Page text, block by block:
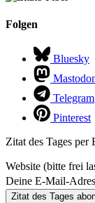
Folgen
Bluesky
Telegram
Pinterest
Zitat des Tages per
Website (bitte frei
Deine E-Mail-
Zitat des Tages